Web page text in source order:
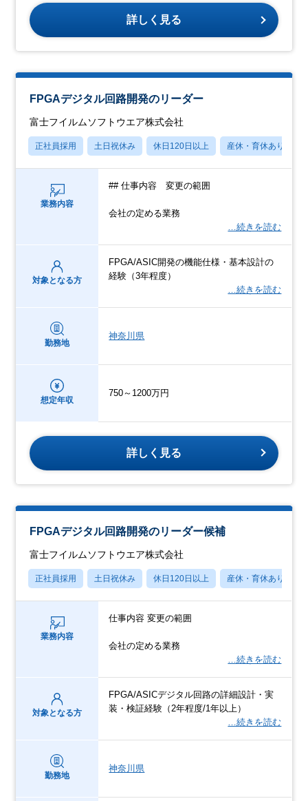
詳しく見る
FPGAデジタル回路開発のリーダー
富士フイルムソフトウエア株式会社
正社員採用 土日祝休み 休日120日以上 産休・育休あり
業務内容
## 仕事内容 変更の範囲
会社の定める業務
…続きを読む
対象となる方
FPGA/ASIC開発の機能仕様・基本設計の
経験（3年程度）
…続きを読む
勤務地
神奈川県
想定年収
750～1200万円
詳しく見る
FPGAデジタル回路開発のリーダー候補
富士フイルムソフトウエア株式会社
正社員採用 土日祝休み 休日120日以上 産休・育休あり
業務内容
仕事内容 変更の範囲
会社の定める業務
…続きを読む
対象となる方
FPGA/ASICデジタル回路の詳細設計・実
装・検証経験（2年程度/1年以上）
…続きを読む
勤務地
神奈川県